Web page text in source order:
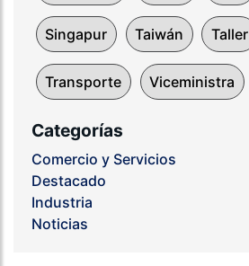
Singapur Taiwán Taller
Transporte Viceministra
Categorías
Comercio y Servicios
Destacado
Industria
Noticias